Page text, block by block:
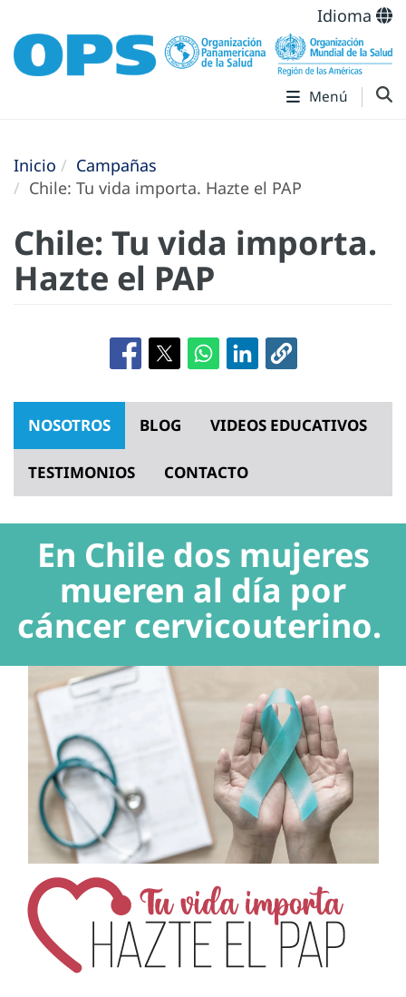
Idioma
Menú
Inicio
Campañas
Chile: Tu vida importa. Hazte el PAP
Chile: Tu vida importa.
Hazte el PAP
NOSOTROS BLOG VIDEOS EDUCATIVOS
TESTIMONIOS CONTACTO
En Chile dos mujeres
mueren al día por
cáncer cervicouterino.